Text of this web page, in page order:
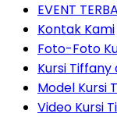
EVENT
Kontak Kami
Foto-Foto
Kursi
Model Kursi
Video Kursi